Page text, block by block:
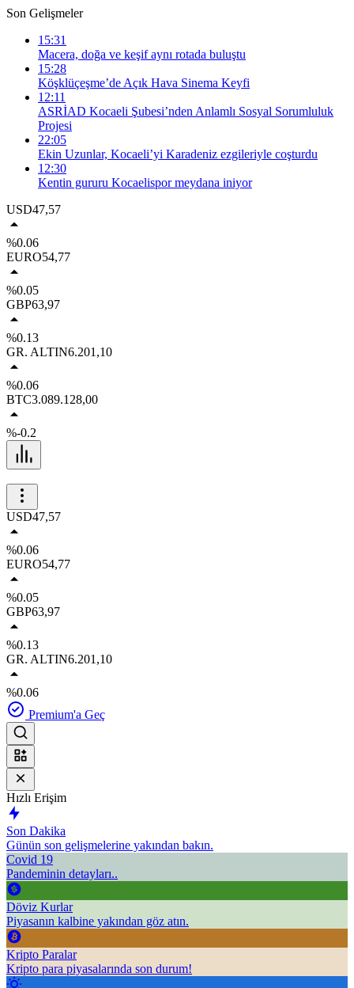
Son Gelişmeler
15:31
Macera, doğa ve keşif aynı rotada buluştu
15:28
Köşklüçeşme’de Açık Hava Sinema Keyfi
12:11
ASRİAD Kocaeli Şubesi’nden Anlamlı Sosyal Sorumluluk
Projesi
22:05
Ekin Uzunlar, Kocaeli’yi Karadeniz ezgileriyle coşturdu
12:30
Kentin gururu Kocaelispor meydana iniyor
USD47,57
%0.06
EURO54,77
%0.05
GBP63,97
%0.13
GR. ALTIN6.201,10
%0.06
BTC3.089.128,00
%-0.2
USD47,57
%0.06
EURO54,77
%0.05
GBP63,97
%0.13
GR. ALTIN6.201,10
%0.06
Premium'a Geç
Hızlı Erişim
Son Dakika
Günün son gelişmelerine yakından bakın.
Covid 19
Pandeminin detayları..
Döviz Kurlar
Piyasanın kalbine yakından göz atın.
Kripto Paralar
Kripto para piyasalarında son durum!